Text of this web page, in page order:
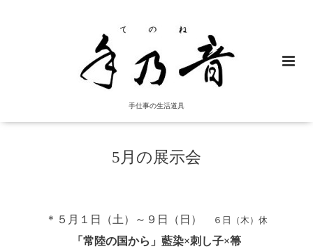
手仕事の生活道具
5月の展示会
＊５月１日（土）～９日（日） ６日（木）休
「常陸の国から」藍染×刺し子×箒